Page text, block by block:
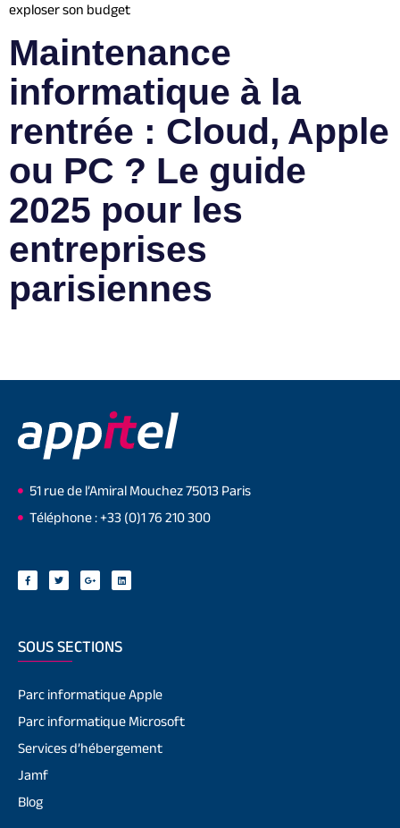
exploser son budget
Maintenance
informatique à la
rentrée : Cloud, Apple
ou PC ? Le guide
2025 pour les
entreprises
parisiennes
51 rue de l’Amiral Mouchez 75013 Paris
Téléphone : +33 (0)1 76 210 300
SOUS SECTIONS
Parc informatique Apple
Parc informatique Microsoft
Services d’hébergement
Jamf
Blog